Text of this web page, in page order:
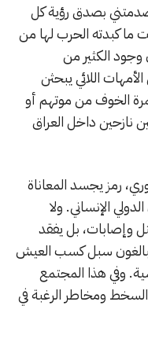
صدمتني بصدق رؤية كل
ما كبدته الحرب لها من
الكثير من
اللائي يبحثن
الخوف من موتهم أو
نازحين داخل العراق
رمز يجسد المعاناة
الإنساني. ولا
وإصابات، بل يفقد
سبل كسب العيش
وفي هذا المجتمع
ومخاطر الرغبة في